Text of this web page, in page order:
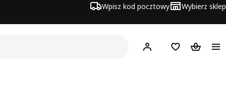
Wpisz kod pocztowy Wybierz sklep
Hej! Zaloguj się
Lista zakupowa
Koszyk